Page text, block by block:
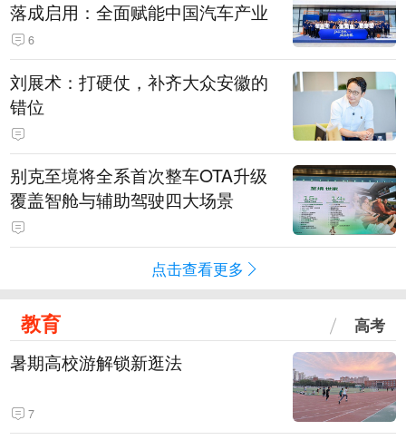
落成启用：全面赋能中国汽车产业
6
刘展术：打硬仗，补齐大众安徽的
错位
别克至境将全系首次整车OTA升级
覆盖智舱与辅助驾驶四大场景
点击查看更多
教育 高考
暑期高校游解锁新逛法
7